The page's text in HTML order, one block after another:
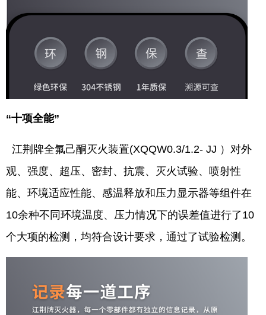
“十项全能”
江荆牌全氟己酮灭火装置(XQQW0.3/1.2- JJ ）对外
观、强度、超压、密封、抗震、灭火试验、喷射性
能、环境适应性能、感温释放和压力显示器等组件在
10余种不同环境温度、压力情况下的误差值进行了10
个大项的检测，均符合设计要求，通过了试验检测。